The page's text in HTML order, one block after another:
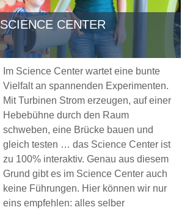
SCIENCE CENTER
Im Science Center wartet eine bunte
Vielfalt an spannenden Experimenten.
Mit Turbinen Strom erzeugen, auf einer
Hebebühne durch den Raum
schweben, eine Brücke bauen und
gleich testen … das Science Center ist
zu 100% interaktiv. Genau aus diesem
Grund gibt es im Science Center auch
keine Führungen. Hier können wir nur
eins empfehlen: alles selber